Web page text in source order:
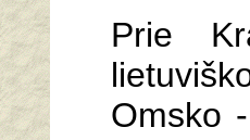
Prie
Omsko